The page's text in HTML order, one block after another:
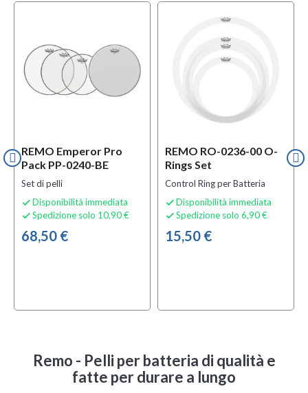
REMO Emperor Pro
Pack PP-0240-BE
Set di pelli
 Disponibilità immediata
 Spedizione solo 10,90 €
68,50 €
REMO RO-0236-00 O-
Rings Set
Control Ring per Batteria
 Disponibilità immediata
 Spedizione solo 6,90 €
15,50 €
Remo - Pelli per batteria di qualità e
fatte per durare a lungo